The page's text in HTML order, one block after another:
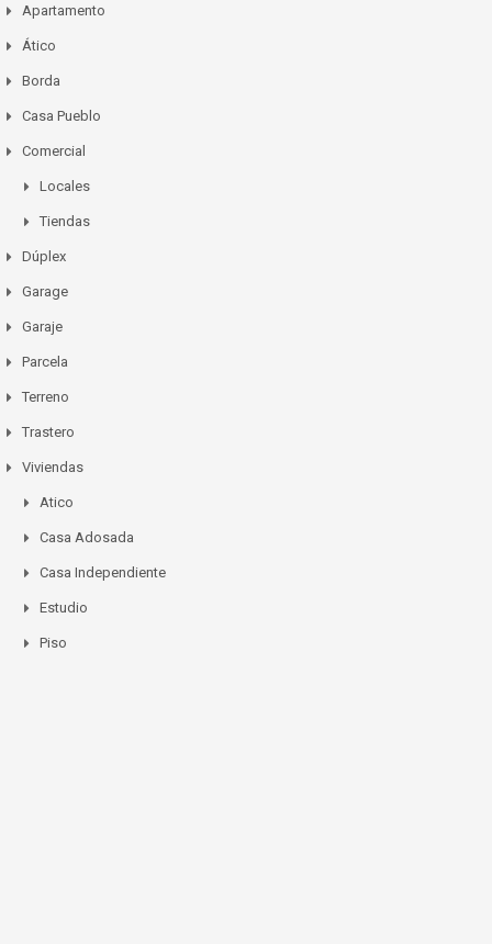
Apartamento
Ático
Borda
Casa Pueblo
Comercial
Locales
Tiendas
Dúplex
Garage
Garaje
Parcela
Terreno
Trastero
Viviendas
Atico
Casa Adosada
Casa Independiente
Estudio
Piso